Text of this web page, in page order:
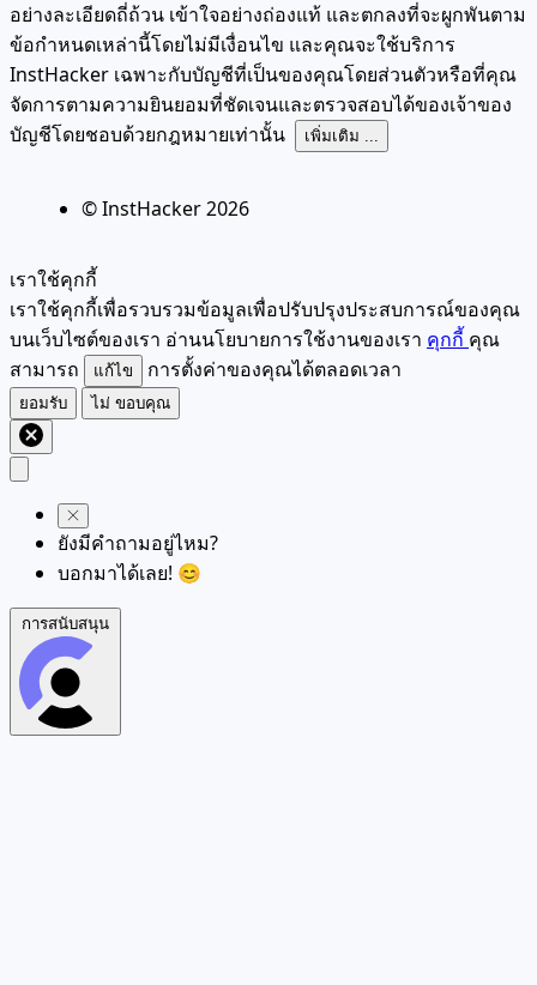
อย่างละเอียดถี่ถ้วน เข้าใจอย่างถ่องแท้ และตกลงที่จะผูกพันตาม
ข้อกำหนดเหล่านี้โดยไม่มีเงื่อนไข และคุณจะใช้บริการ
InstHacker เฉพาะกับบัญชีที่เป็นของคุณโดยส่วนตัวหรือที่คุณ
จัดการตามความยินยอมที่ชัดเจนและตรวจสอบได้ของเจ้าของ
บัญชีโดยชอบด้วยกฎหมายเท่านั้น
เพิ่มเติม ...
© InstHacker2026
เราใช้คุกกี้
เราใช้คุกกี้เพื่อรวบรวมข้อมูลเพื่อปรับปรุงประสบการณ์ของคุณ
บนเว็บไซต์ของเรา อ่านนโยบายการใช้งานของเรา คุกกี้ คุณ
สามารถ
แก้ไข การตั้งค่าของคุณได้ตลอดเวลา
ยอมรับ ไม่ ขอบคุณ
ยังมีคำถามอยู่ไหม?
บอกมาได้เลย! 😊
การสนับสนุน